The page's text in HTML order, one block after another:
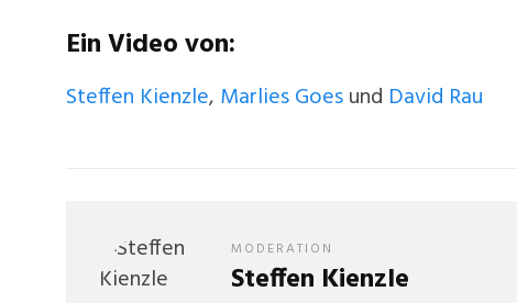
Ein Video von:
Steffen Kienzle, Marlies Goesund David Rau
MODERATION
Steffen Kienzle